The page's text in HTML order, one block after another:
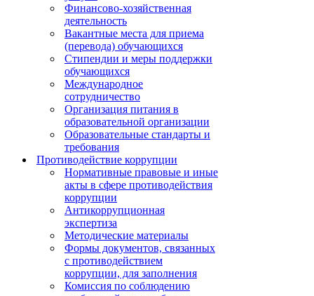
Финансово-хозяйственная
деятельность
Вакантные места для приема
(перевода) обучающихся
Стипендии и меры поддержки
обучающихся
Международное
сотрудничество
Организация питания в
образовательной организации
Образовательные стандарты и
требования
Противодействие коррупции
Нормативные правовые и иные
акты в сфере противодействия
коррупции
Антикоррупционная
экспертиза
Методические материалы
Формы документов, связанных
с противодействием
коррупции, для заполнения
Комиссия по соблюдению